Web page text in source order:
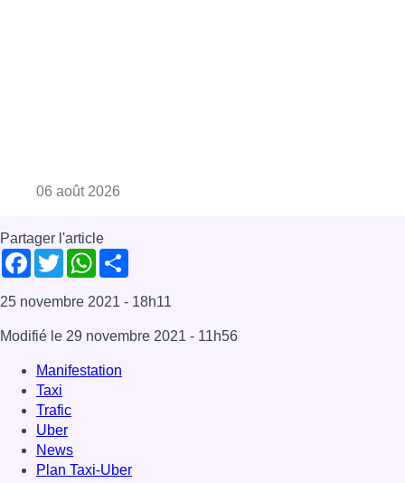
06 août 2026
Partager l'article
Facebook
TwitterWhatsApp
25 novembre 2021 - 18h11
Modifié le 29 novembre 2021 - 11h56
Manifestation
Taxi
Trafic
Uber
News
Plan Taxi-Uber